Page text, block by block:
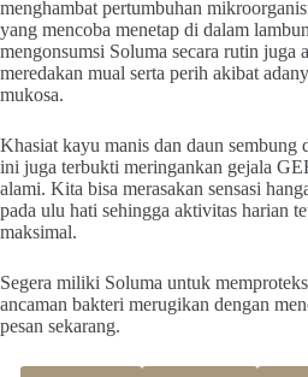
menghambat pertumbuhan
yang mencoba menetap di dalam
mengonsumsi Soluma secara rutin juga
meredakan mual serta perih akibat
mukosa.
Khasiat kayu manis dan daun sembung
ini juga terbukti meringankan gejala
alami. Kita bisa merasakan sensasi
pada ulu hati sehingga aktivitas harian
maksimal.
Segera miliki Soluma untuk
ancaman bakteri merugikan dengan
pesan sekarang.